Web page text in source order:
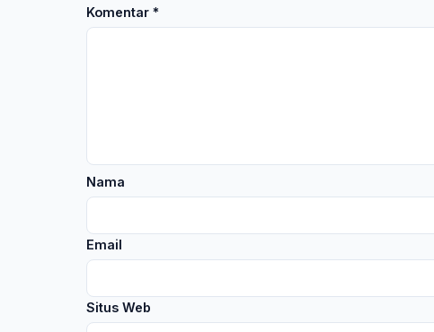
Komentar *
Nama
Email
Situs Web